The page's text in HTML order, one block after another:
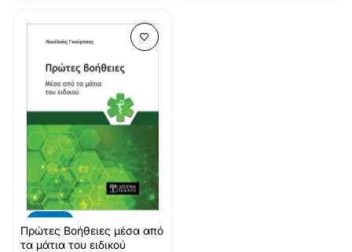
Πρώτες Βοήθειες μέσα από
τα μάτια του ειδικού